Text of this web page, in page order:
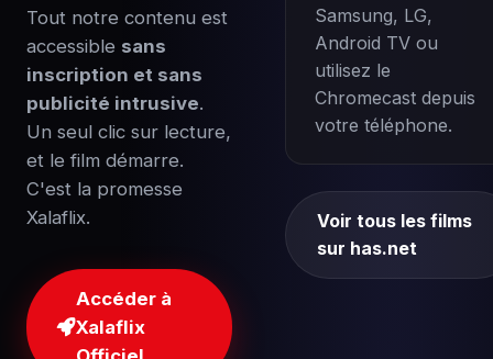
Tout notre contenu est
accessible sans
inscription et sans
publicité intrusive.
Un seul clic sur lecture,
et le film démarre.
C'est la promesse
Xalaflix.
Accéder à
Xalaflix
Samsung, LG,
Android TV ou
utilisez le
Chromecast depuis
votre téléphone.
Voir tous les films
sur has.net